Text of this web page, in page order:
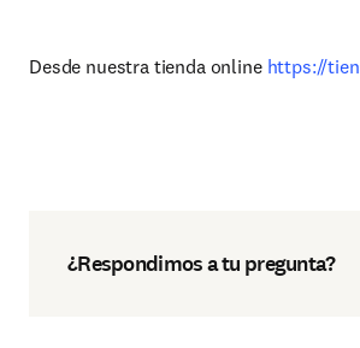
Desde nuestra tienda online https://
¿Respondimos a tu pregunta?